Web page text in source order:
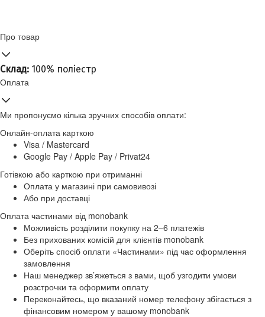
Про товар
Склад: 100% поліестр
Оплата
Ми пропонуємо кілька зручних способів оплати:
Онлайн-оплата карткою
Visa / Mastercard
Google Pay / Apple Pay / Privat24
Готівкою або карткою при отриманні
Оплата у магазині при самовивозі
Або при доставці
Оплата частинами від monobank
Можливість розділити покупку на 2–6 платежів
Без прихованих комісій для клієнтів monobank
Оберіть спосіб оплати «Частинами» під час оформлення
замовлення
Наш менеджер зв’яжеться з вами, щоб узгодити умови
розстрочки та оформити оплату
Переконайтесь, що вказаний номер телефону збігається з
фінансовим номером у вашому monobank